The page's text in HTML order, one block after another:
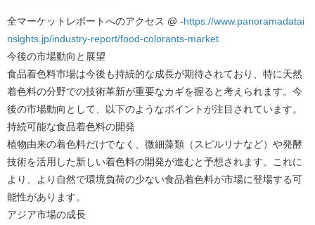
全マーケットレポートへのアクセス @ -https://www.panoramadatai
nsights.jp/industry-report/food-colorants-market
今後の市場動向と展望
食品着色料市場は今後も持続的な成長が期待されており、特に天然
着色料の分野での技術革新が重要なカギを握ると考えられます。今
後の市場動向として、以下のようなポイントが注目されています。
持続可能な食品着色料の開発
植物由来の着色料だけでなく、微細藻類（スピルリナなど）や発酵
技術を活用した新しい着色料の開発が進むと予想されます。これに
より、より自然で環境負荷の少ない食品着色料が市場に登場する可
能性があります。
アジア市場の成長